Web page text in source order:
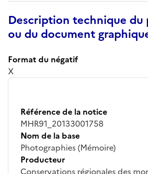
Description technique
ou du document
Format du négatif
X
Référence de la notice
MHR91_20133001758
Nom de la base
Photographies (Mémoire)
Producteur
Conservations régionales des